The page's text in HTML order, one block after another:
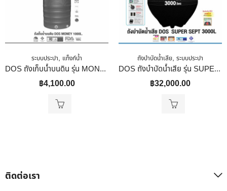
ระบบประปา, แท็งก์น้ำ
DOS ถังเก็บน้ำบนดิน รุ่น MONEY ECO 13 GR ขนาด 1000 L สีเขียว
฿4,100.00
ถังบำบัดน้ำเสีย, ระบบประปา
DOS ถังบำบัดน้ำเสีย รุ่น SUPER SEPT COMPACT (ST-02) ขนาด 3000L สีดำ
฿32,000.00
ติดต่อเรา